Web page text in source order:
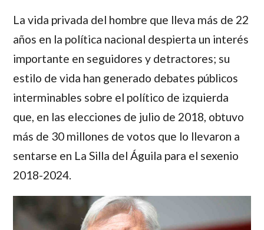
La vida privada del hombre que lleva más de 22
años en la política nacional despierta un interés
importante en seguidores y detractores; su
estilo de vida han generado debates públicos
interminables sobre el político de izquierda
que, en las elecciones de julio de 2018, obtuvo
más de 30 millones de votos que lo llevaron a
sentarse en La Silla del Águila para el sexenio
2018-2024.